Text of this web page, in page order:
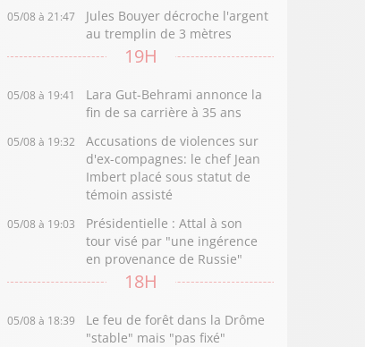
05/08 à 21:47
Jules Bouyer décroche l'argent
au tremplin de 3 mètres
19H
05/08 à 19:41
Lara Gut-Behrami annonce la
fin de sa carrière à 35 ans
05/08 à 19:32
Accusations de violences sur
d'ex-compagnes: le chef Jean
Imbert placé sous statut de
témoin assisté
05/08 à 19:03
Présidentielle : Attal à son
tour visé par "une ingérence
en provenance de Russie"
18H
05/08 à 18:39
Le feu de forêt dans la Drôme
"stable" mais "pas fixé"